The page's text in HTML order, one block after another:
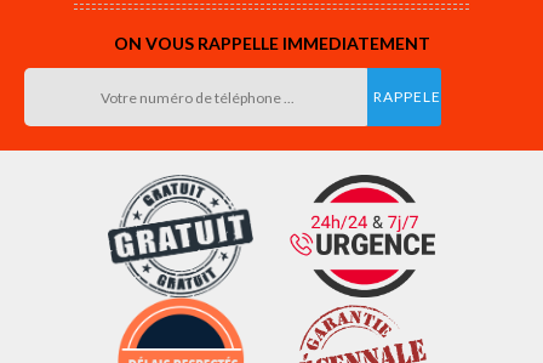
ON VOUS RAPPELLE IMMEDIATEMENT